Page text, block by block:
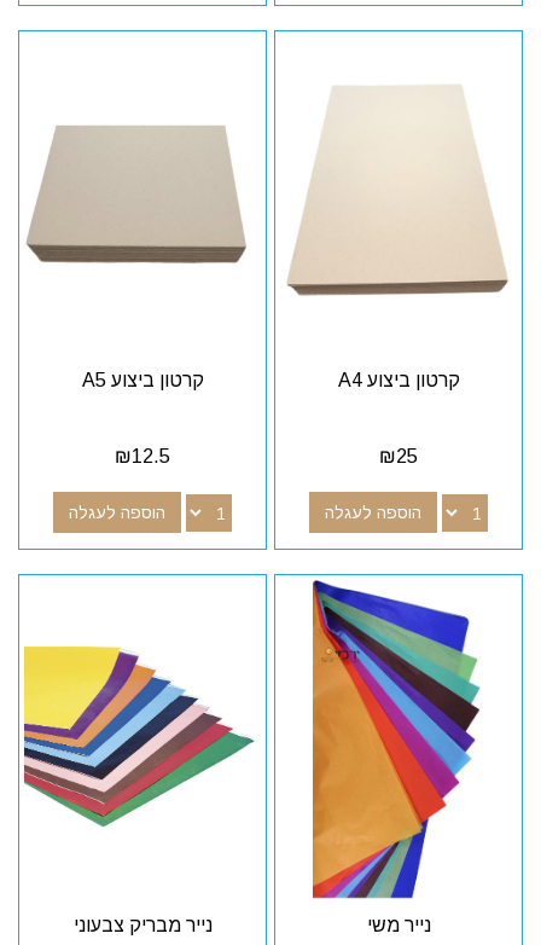
קרטון ביצוע A4
₪25
הוספה לעגלה
קרטון ביצוע A5
₪12.5
הוספה לעגלה
נייר משי נייר מבריק צבעוני